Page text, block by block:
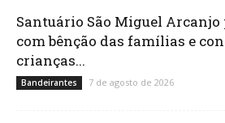
Santuário São Miguel
com bênção das famílias e
crianças...
Bandeirantes 7 de agosto de 2026